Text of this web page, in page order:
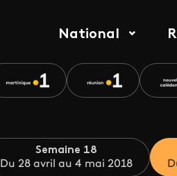
National
Semaine 18
Du 28 avril au 4 mai 2018